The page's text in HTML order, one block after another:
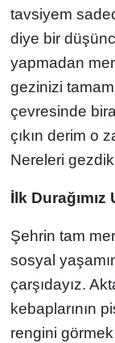
tavsiyem
diye bir
yapmadan
gezinizi
çevresinde
çıkın derim o
Nereleri
İlk
Şehrin tam
sosyal
çarşıdayız.
kebaplarının
rengini